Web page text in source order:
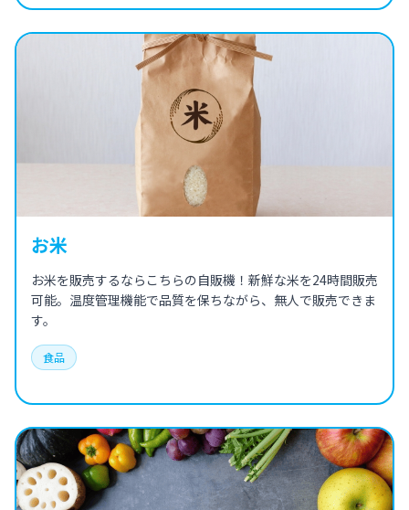
お米
お米を販売するならこちらの自販機！新鮮な米を24時間販売
可能。温度管理機能で品質を保ちながら、無人で販売できま
す。
食品